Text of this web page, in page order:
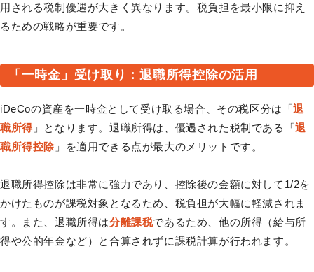
用される税制優遇が大きく異なります。税負担を最小限に抑え
るための戦略が重要です。
「一時金」受け取り：退職所得控除の活用
iDeCoの資産を一時金として受け取る場合、その税区分は「退
職所得」となります。退職所得は、優遇された税制である「退
職所得控除 」を適用できる点が最大のメリットです。
退職所得控除は非常に強力であり、控除後の金額に対して1/2を
かけたものが課税対象となるため、税負担が大幅に軽減されま
す。また、退職所得は分離課税であるため、他の所得（給与所
得や公的年金など）と合算されずに課税計算が行われます。